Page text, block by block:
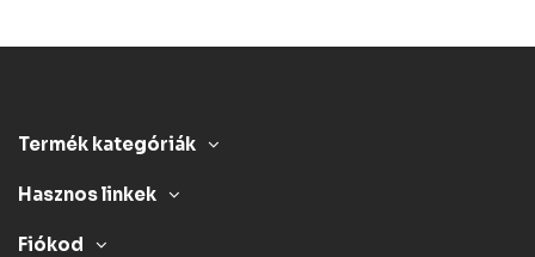
Termék kategóriák
Hasznos linkek
Fiókod